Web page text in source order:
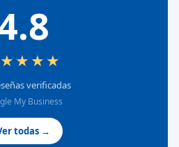
verificadas
My Business
todas →